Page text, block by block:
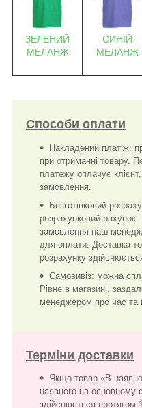
ЗЕЛЕНИЙ
МЕЛАНЖ
СИНІЙ
МЕЛАНЖ
Способи оплати
Накладений платіж:
при отриманні товару.
платежу оплачує
замовлення.
Безготівковий
розрахунковий рахунок.
замовлення наш
для оплати. Доставка
розрахунку
Самовивіз: можна
Рівне в магазині,
менеджером про час та
Терміни доставки
Якщо товар «В
наявного на основному
здійснюється протягом